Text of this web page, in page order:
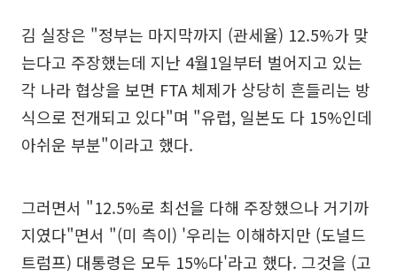
김 실장은 "정부는 마지막까지 (관세율) 12.5%가 맞
는다고 주장했는데 지난 4월1일부터 벌어지고 있는
각 나라 협상을 보면 FTA 체제가 상당히 흔들리는 방
식으로 전개되고 있다"며 "유럽, 일본도 다 15%인데
아쉬운 부분"이라고 했다.
그러면서 "12.5%로 최선을 다해 주장했으나 거기까
지였다"면서 "(미 측이) '우리는 이해하지만 (도널드
트럼프) 대통령은 모두 15%다'라고 했다. 그것을 (고